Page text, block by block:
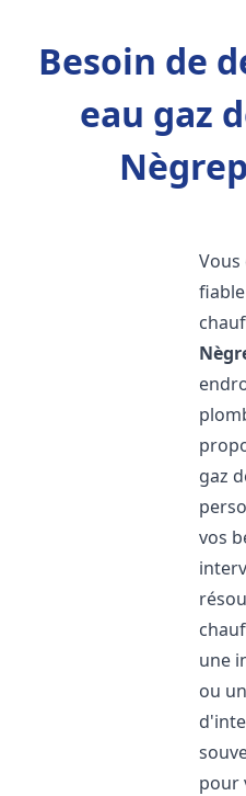
Besoin de
eau gaz
gaz
vos
une
ou
pour